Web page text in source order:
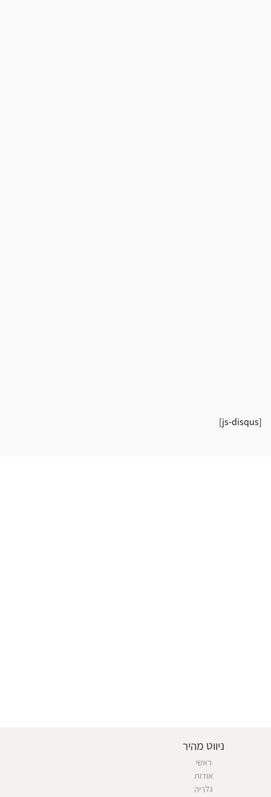
[js-disqus]
ניווט מהיר
ראשי
אודות
גלריה